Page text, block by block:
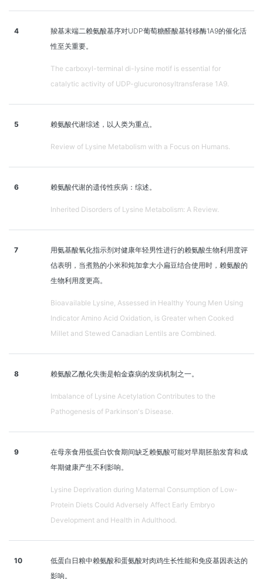
4
羧基末端二赖氨酸基序对UDP葡萄糖醛酸基转移酶1A9的催化活
性至关重要。
The carboxyl-terminal di-lysine motif is essential for
catalytic activity of UDP-glucuronosyltransferase 1A9.
5 赖氨酸代谢综述，以人类为重点。
Review of Lysine Metabolism with a Focus on Humans.
6 赖氨酸代谢的遗传性疾病：综述。
Inherited Disorders of Lysine Metabolism: A Review.
7
用氨基酸氧化指示剂对健康年轻男性进行的赖氨酸生物利用度评
估表明，当煮熟的小米和炖加拿大小扁豆结合使用时，赖氨酸的
生物利用度更高。
Bioavailable Lysine, Assessed in Healthy Young Men Using
Indicator Amino Acid Oxidation, is Greater when Cooked
Millet and Stewed Canadian Lentils are Combined.
8 赖氨酸乙酰化失衡是帕金森病的发病机制之一。
Imbalance of Lysine Acetylation Contributes to the
Pathogenesis of Parkinson's Disease.
9
在母亲食用低蛋白饮食期间缺乏赖氨酸可能对早期胚胎发育和成
年期健康产生不利影响。
Lysine Deprivation during Maternal Consumption of Low-
Protein Diets Could Adversely Affect Early Embryo
Development and Health in Adulthood.
10
低蛋白日粮中赖氨酸和蛋氨酸对肉鸡生长性能和免疫基因表达的
影响。